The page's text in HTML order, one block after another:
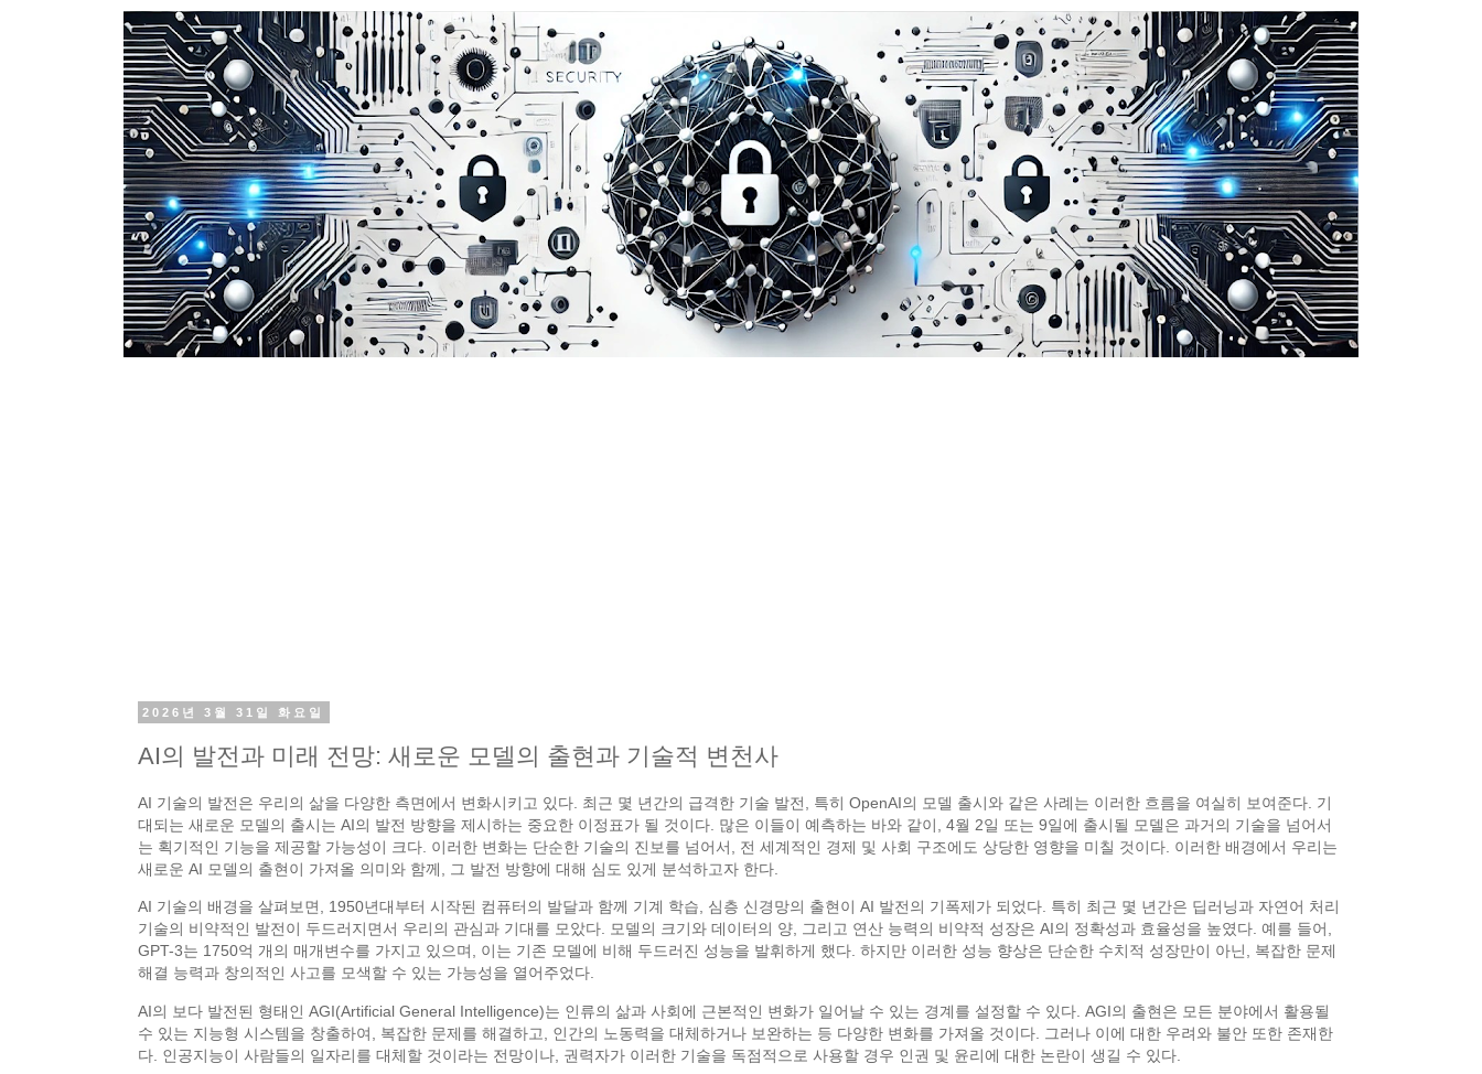
2026년 3월 31일 화요일
AI의 발전과 미래 전망: 새로운 모델의 출현과 기술적 변천사
AI 기술의 발전은 우리의 삶을 다양한 측면에서 변화시키고 있다. 최근 몇 년간의 급격한 기술 발전, 특히 OpenAI의 모델 출시와 같은 사례는 이러한 흐름을 여실히 보여준다. 기
대되는 새로운 모델의 출시는 AI의 발전 방향을 제시하는 중요한 이정표가 될 것이다. 많은 이들이 예측하는 바와 같이, 4월 2일 또는 9일에 출시될 모델은 과거의 기술을 넘어서
는 획기적인 기능을 제공할 가능성이 크다. 이러한 변화는 단순한 기술의 진보를 넘어서, 전 세계적인 경제 및 사회 구조에도 상당한 영향을 미칠 것이다. 이러한 배경에서 우리는
새로운 AI 모델의 출현이 가져올 의미와 함께, 그 발전 방향에 대해 심도 있게 분석하고자 한다.
AI 기술의 배경을 살펴보면, 1950년대부터 시작된 컴퓨터의 발달과 함께 기계 학습, 심층 신경망의 출현이 AI 발전의 기폭제가 되었다. 특히 최근 몇 년간은 딥러닝과 자연어 처리
기술의 비약적인 발전이 두드러지면서 우리의 관심과 기대를 모았다. 모델의 크기와 데이터의 양, 그리고 연산 능력의 비약적 성장은 AI의 정확성과 효율성을 높였다. 예를 들어,
GPT-3는 1750억 개의 매개변수를 가지고 있으며, 이는 기존 모델에 비해 두드러진 성능을 발휘하게 했다. 하지만 이러한 성능 향상은 단순한 수치적 성장만이 아닌, 복잡한 문제
해결 능력과 창의적인 사고를 모색할 수 있는 가능성을 열어주었다.
AI의 보다 발전된 형태인 AGI(Artificial General Intelligence)는 인류의 삶과 사회에 근본적인 변화가 일어날 수 있는 경계를 설정할 수 있다. AGI의 출현은 모든 분야에서 활용될
수 있는 지능형 시스템을 창출하여, 복잡한 문제를 해결하고, 인간의 노동력을 대체하거나 보완하는 등 다양한 변화를 가져올 것이다. 그러나 이에 대한 우려와 불안 또한 존재한
다. 인공지능이 사람들의 일자리를 대체할 것이라는 전망이나, 권력자가 이러한 기술을 독점적으로 사용할 경우 인권 및 윤리에 대한 논란이 생길 수 있다.